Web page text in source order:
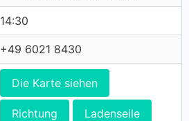
14:30
+49 6021 8430
Die Karte siehen
Richtung Ladenseile